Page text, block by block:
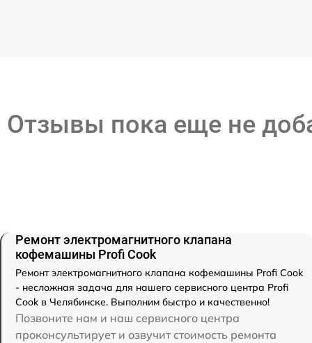
Отзывы пока еще не
Ремонт электромагнитного клапана
кофемашины Profi Cook
Ремонт электромагнитного клапана кофемашины Profi Cook
- несложная задача для нашего сервисного центра Profi
Cook в Челябинске. Выполним быстро и качественно!
Позвоните нам и наш сервисного центра
проконсультирует и озвучит стоимость ремонта